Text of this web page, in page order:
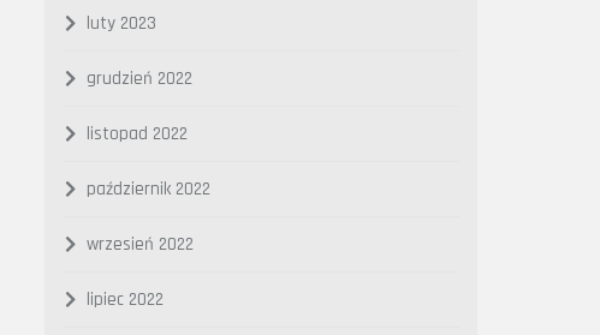
luty 2023
grudzień 2022
listopad 2022
październik 2022
wrzesień 2022
lipiec 2022